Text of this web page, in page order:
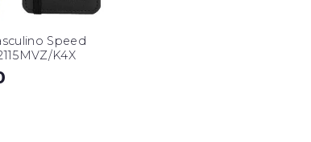
Speed
K4X